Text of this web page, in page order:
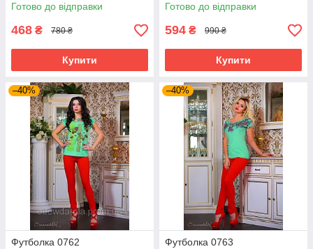
Готово до відправки
468 ₴ 780 ₴
Купити
Готово до відправки
594 ₴ 990 ₴
Купити
–40%
Футболка 0762
–40%
Футболка 0763